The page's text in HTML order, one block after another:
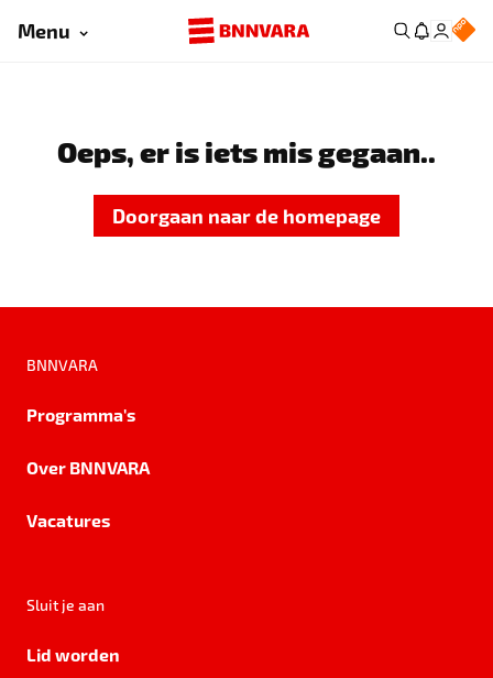
Menu
Oeps, er is iets mis gegaan..
Doorgaan naar de homepage
BNNVARA
Programma's
Over BNNVARA
Vacatures
Sluit je aan
Lid worden